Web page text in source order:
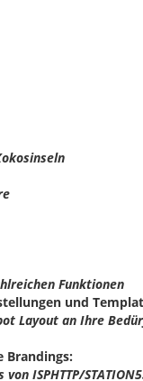
Funktionen
und
Layout an Ihre
Brandings:
ISPHTTP/